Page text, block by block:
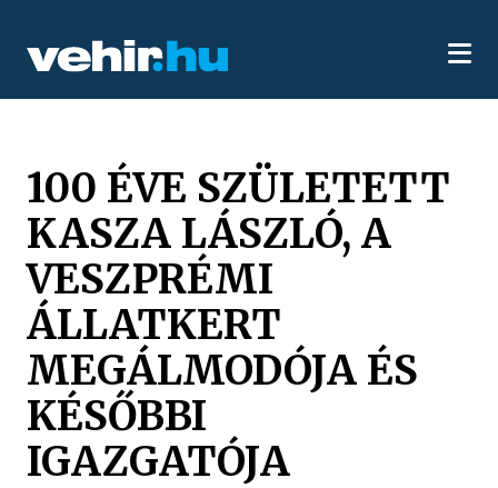
100 ÉVE SZÜLETETT
KASZA LÁSZLÓ, A
VESZPRÉMI
ÁLLATKERT
MEGÁLMODÓJA ÉS
KÉSŐBBI
IGAZGATÓJA